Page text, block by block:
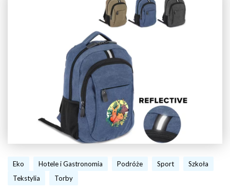
Eko Hotele i Gastronomia Podróże Sport
Szkoła
Tekstylia
Torby